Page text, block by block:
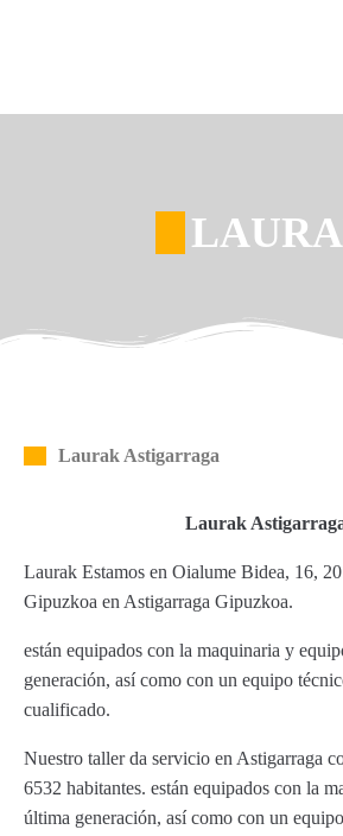
Laurak Astigarraga
Laurak
Laurak Estamos en Oialume Bidea, 16,
Gipuzkoa en Astigarraga Gipuzkoa.
están equipados con la maquinaria y
generación, así como con un equipo
cualificado.
Nuestro taller da servicio en Astigarraga
6532 habitantes. están equipados con la
última generación, así como con un